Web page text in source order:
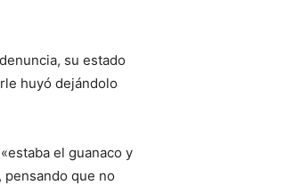
su estado
huyó dejándolo
el guanaco y
que no